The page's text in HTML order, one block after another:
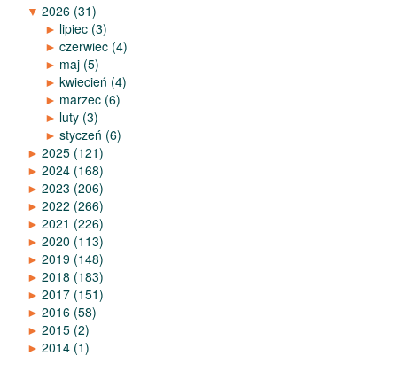
▼ 2026 (31)
► lipiec (3)
► czerwiec (4)
► maj (5)
► kwiecień (4)
► marzec (6)
► luty (3)
► styczeń (6)
► 2025 (121)
► 2024 (168)
► 2023 (206)
► 2022 (266)
► 2021 (226)
► 2020 (113)
► 2019 (148)
► 2018 (183)
► 2017 (151)
► 2016 (58)
► 2015 (2)
► 2014 (1)